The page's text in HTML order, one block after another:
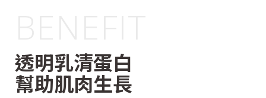
透明乳清蛋白
幫助肌肉生長